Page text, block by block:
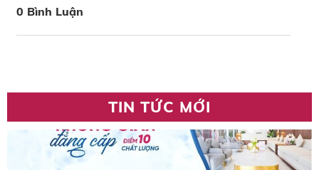
0 Bình Luận
TIN TỨC MỚI